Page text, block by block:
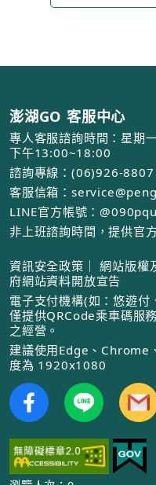
澎湖GO 客服中心
專人客服諮詢時間：星期
下午13:00~18:00
諮詢專線：(06)926-8807
客服信箱：
LINE官方帳號：
非上班諮詢時間，提供官
資訊安全政策 ｜ 網站版權
府網站資料開放宣告
電子支付機構(如：悠遊
僅提供QRCode乘車碼服
之經營。
建議使用Edge、Chrome
度為 1920x1080